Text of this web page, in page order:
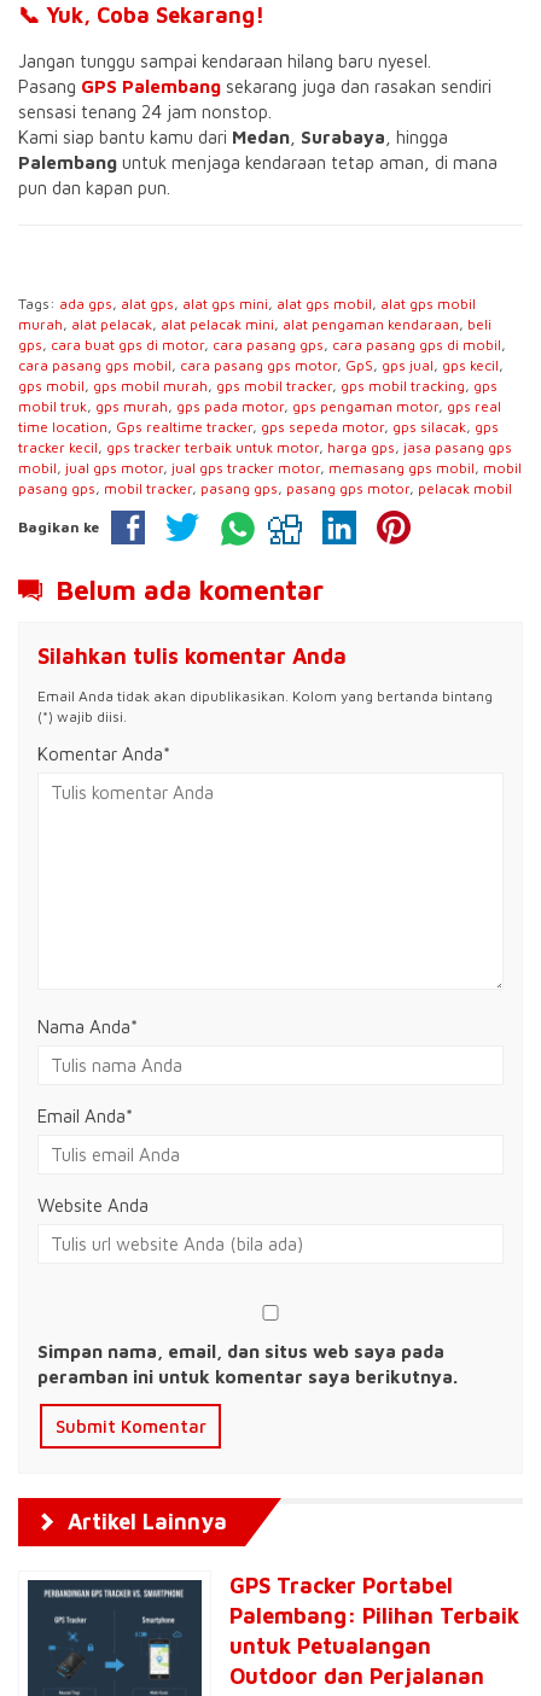
📞 Yuk, Coba Sekarang!
Jangan tunggu sampai kendaraan hilang baru nyesel.
Pasang GPS Palembang sekarang juga dan rasakan sendiri
sensasi tenang 24 jam nonstop.
Kami siap bantu kamu dari Medan Surabaya , hingga
Palembang untuk menjaga kendaraan tetap aman, di mana
pun dan kapan pun.
Tags: ada gps, alat gps, alat gps mini, alat gps mobil, alat gps mobil
murah, alat pelacak, alat pelacak mini, alat pengaman kendaraan, beli
gps, cara buat gps di motor, cara pasang gps, cara pasang gps di mobil,
cara pasang gps mobil, cara pasang gps motor, GpS, gps jual, gps kecil,
gps mobil, gps mobil murah, gps mobil tracker, gps mobil tracking, gps
mobil truk, gps murah, gps pada motor, gps pengaman motor, gps real
time location, Gps realtime tracker, gps sepeda motor, gps silacak, gps
tracker kecil, gps tracker terbaik untuk motor, harga gps, jasa pasang gps
mobil, jual gps motor, jual gps tracker motor, memasang gps mobil, mobil
pasang gps, mobil tracker, pasang gps, pasang gps motor, pelacak mobil
Bagikan ke
Belum ada komentar
Silahkan tulis komentar Anda
Email Anda tidak akan dipublikasikan. Kolom yang bertanda bintang
(*) wajib diisi.
Komentar Anda*
Nama Anda*
Email Anda*
Website Anda
Simpan nama, email, dan situs web saya pada
peramban ini untuk komentar saya berikutnya.
Artikel Lainnya
GPS Tracker Portabel
Palembang: Pilihan Terbaik
untuk Petualangan
Outdoor dan Perjalanan